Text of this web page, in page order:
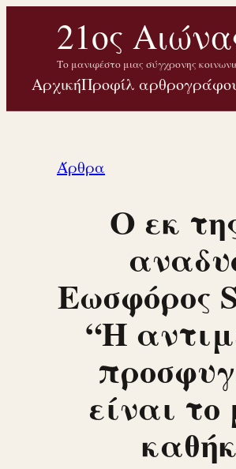
περιεχόμενο
21ος
Το μανιφέστο μιας σύγχρονης
ΑρχικήΠροφίλ
Άρθρα
Ο εκ
Εωσφόρος
“Η
είναι